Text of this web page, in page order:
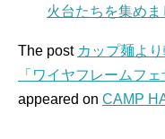
火台たちを集め
The post カップ麺よ
「ワイヤフレームフ
appeared on CAMP